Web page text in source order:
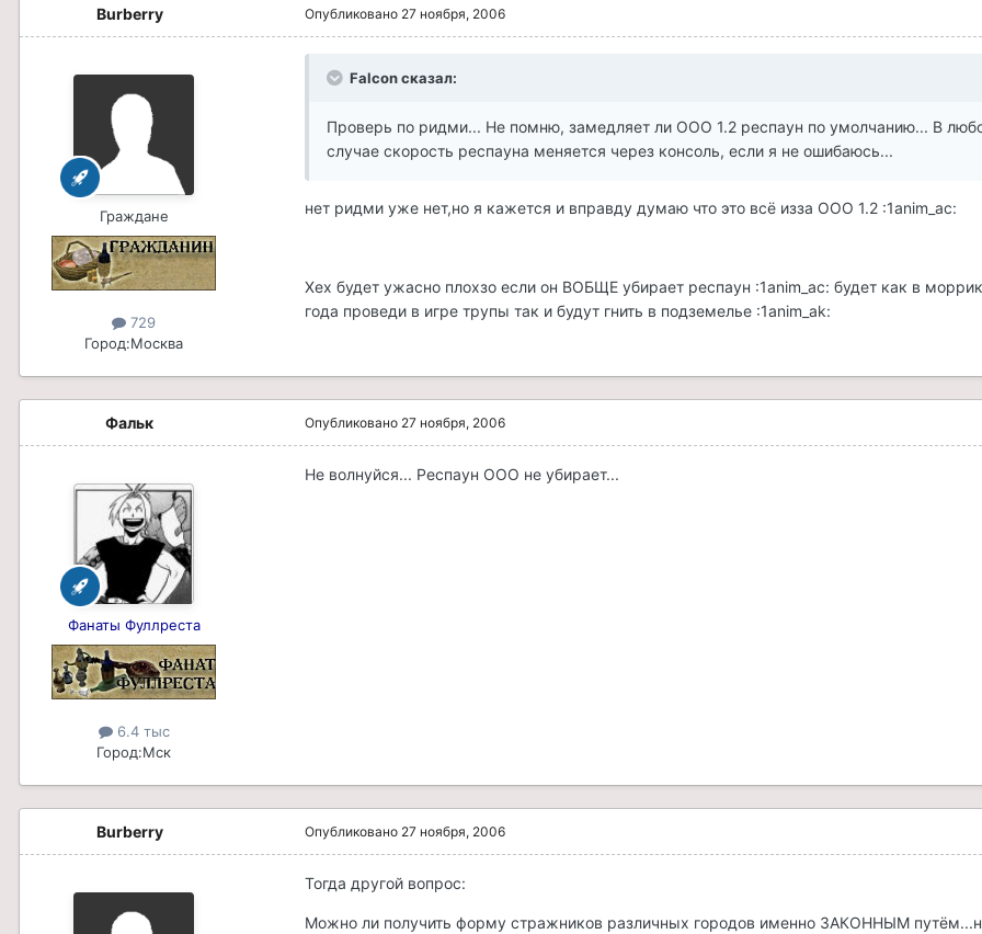
Burberry
Граждане
729
Город:Москва
Опубликовано 27 ноября, 2006
Falcon сказал:
Проверь по ридми... Не помню, замедляет ли ООО 1.2 респаун по умолчанию... В
случае скорость респауна меняется через консоль, если я не ошибаюсь...
нет ридми уже нет,но я кажется и вправду думаю что это всё изза ООО 1.2 :1anim_ac:
Хех будет ужасно плохзо если он ВОБЩЕ убирает респаун :1anim_ac: будет как в
года проведи в игре трупы так и будут гнить в подземелье :1anim_ak:
Фальк
Фанаты Фуллреста
6.4 тыс
Город:Мск
Опубликовано 27 ноября, 2006
Не волнуйся... Респаун ООО не убирает...
Burberry Опубликовано 27 ноября, 2006
Тогда другой вопрос:
Можно ли получить форму стражников различных городов именно ЗАКОННЫМ